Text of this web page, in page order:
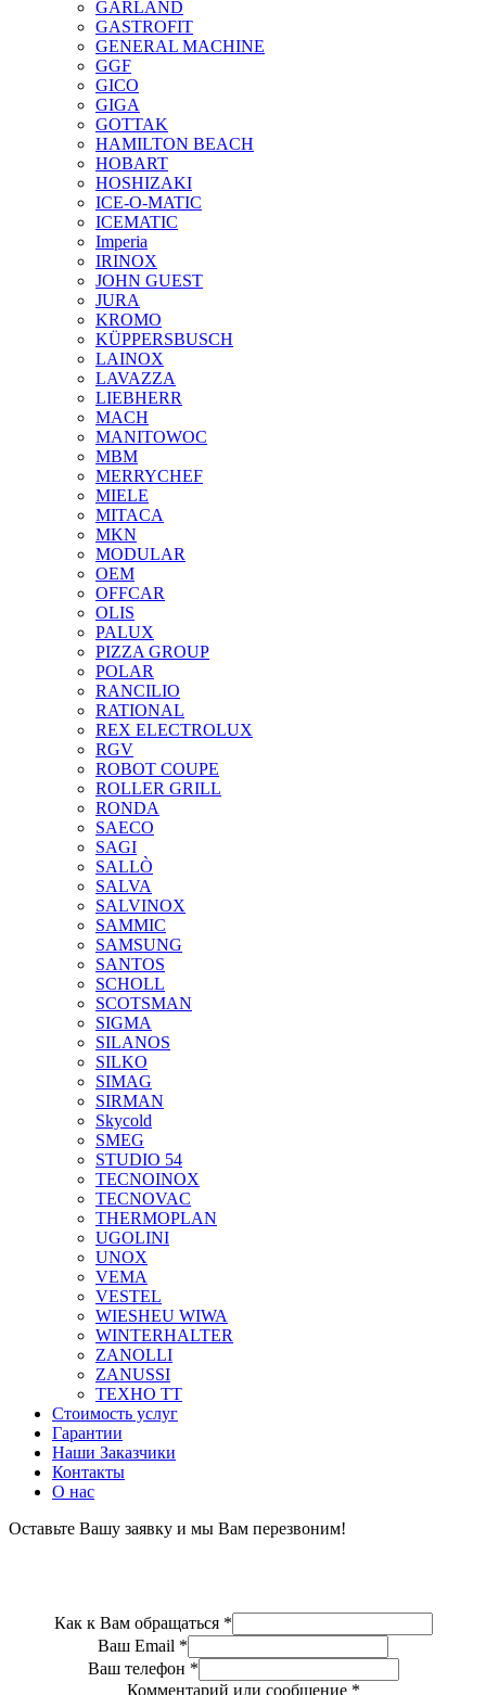
GARLAND
GASTROFIT
GENERAL MACHINE
GGF
GICO
GIGA
GOTTAK
HAMILTON BEACH
HOBART
HOSHIZAKI
ICE-O-MATIC
ICEMATIC
Imperia
IRINOX
JOHN GUEST
JURA
KROMO
KÜPPERSBUSCH
LAINOX
LAVAZZA
LIEBHERR
MACH
MANITOWOC
MBM
MERRYCHEF
MIELE
MITACA
MKN
MODULAR
OEM
OFFCAR
OLIS
PALUX
PIZZA GROUP
POLAR
RANCILIO
RATIONAL
REX ELECTROLUX
RGV
ROBOT COUPE
ROLLER GRILL
RONDA
SAECO
SAGI
SALLÒ
SALVA
SALVINOX
SAMMIC
SAMSUNG
SANTOS
SCHOLL
SCOTSMAN
SIGMA
SILANOS
SILKO
SIMAG
SIRMAN
Skycold
SMEG
STUDIO 54
TECNOINOX
TECNOVAC
THERMOPLAN
UGOLINI
UNOX
VEMA
VESTEL
WIESHEU WIWA
WINTERHALTER
ZANOLLI
ZANUSSI
ТЕХНО ТТ
Стоимость услуг
Гарантии
Наши Заказчики
Контакты
О нас
Оставьте Вашу заявку и мы Вам перезвоним!
Как к Вам обращаться *
Ваш Email *
Ваш телефон *
Комментарий или сообщение *